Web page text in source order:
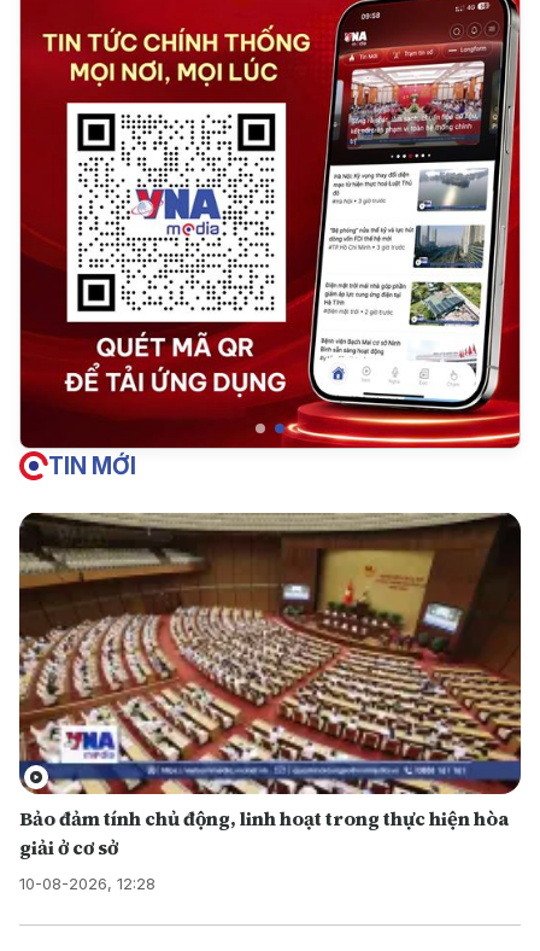
TIN MỚI
Bảo đảm tính chủ động, linh hoạt trong thực hiện hòa
giải ở cơ sở
10-08-2026, 12:28